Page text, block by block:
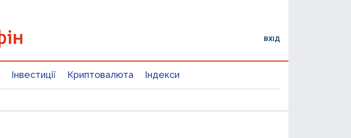
ВХІД
Інвестиції Криптовалюта Індекси